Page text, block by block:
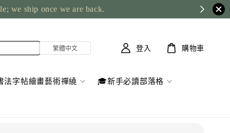
we ship once we are back.
法字帖繪畫藝術禪繞 🎓新手必讀部落格
登入 購物車